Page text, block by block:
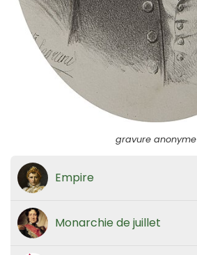
gravure anonyme
Empire
Monarchie de juillet